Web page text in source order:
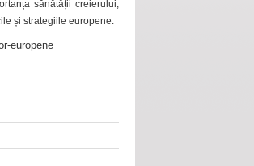
sănătății creierului,
și strategiile europene.
europene